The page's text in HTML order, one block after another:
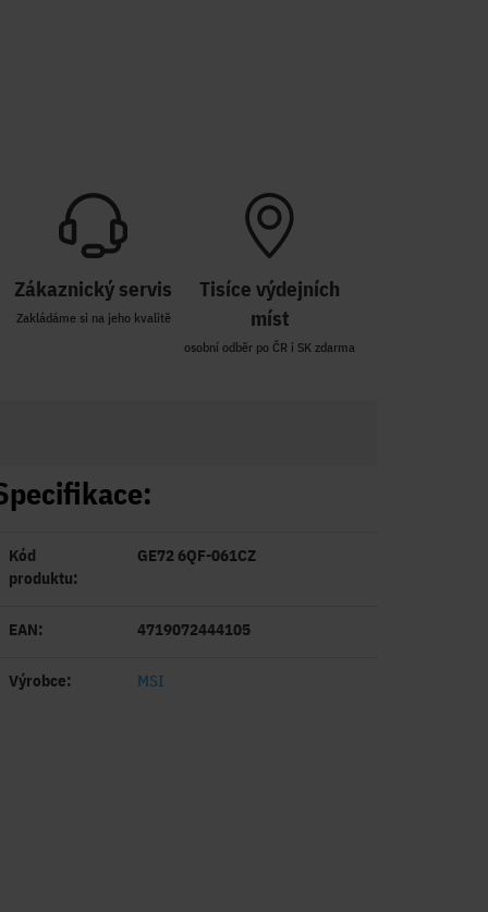
Zákaznický servis
Zakládáme si na jeho kvalitě
Tisíce výdejních
míst
osobní odběr po ČR i SK zdarma
Kód
produktu:
GE72 6QF-061CZ
EAN: 4719072444105
Výrobce: MSI